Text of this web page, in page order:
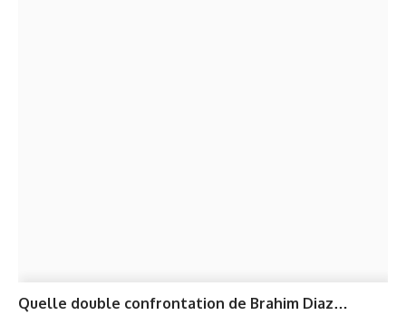
Quelle double confrontation de Brahim Diaz…